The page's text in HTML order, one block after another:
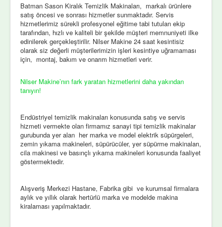
Batman Sason Kiralık Temizlik Makinaları, markalı ürünlere
satış öncesi ve sonrası hizmetler sunmaktadır. Servis
hizmetlerimiz sürekli profesyonel eğitime tabi tutulan ekip
tarafından, hızlı ve kaliteli bir şekilde müşteri memnuniyeti ilke
edinilerek gerçekleştirilir. Nilser Makine 24 saat kesintisiz
olarak siz değerli müşterilerimizin işleri kesintiye uğramaması
için, montaj, bakım ve onarım hizmetleri verir.
Nilser Makine’nın fark yaratan hizmetlerini daha yakından
tanıyın!
Endüstriyel temizlik makinaları konusunda satış ve servis
hizmeti vermekte olan firmamız sanayi tipi temizlik makinalar
gurubunda yer alan her marka ve model elektrik süpürgeleri,
zemin yıkama makineleri, süpürücüler, yer süpürme makinaları,
cila makinesi ve basınçlı yıkama makineleri konusunda faaliyet
göstermektedir.
Alışveriş Merkezi Hastane, Fabrika gibi ve kurumsal firmalara
aylık ve yıllık olarak hertürlü marka ve modelde makina
kiralaması yapılmaktadır.